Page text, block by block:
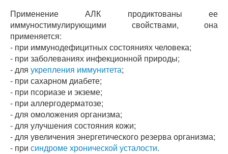
Применение АЛК продиктованы ее
иммуностимулирующими свойствами, она
применяется:
- при иммунодефицитных состояниях человека;
- при заболеваниях инфекционной природы;
- для укрепления иммунитета;
- при сахарном диабете;
- при псориазе и экземе;
- при аллергодерматозе;
- для омоложения организма;
- для улучшения состояния кожи;
- для увеличения энергетического резерва организма;
- при синдроме хронической усталости.